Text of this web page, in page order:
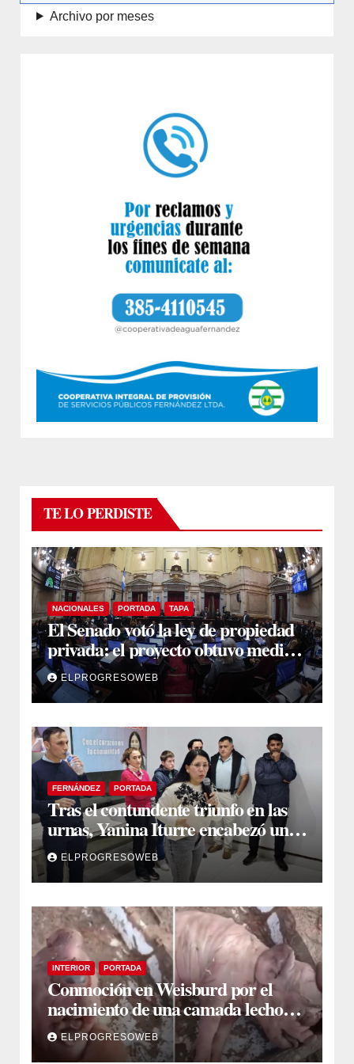
Archivo por meses
TE LO PERDISTE
NACIONALES PORTADA TAPA
El Senado votó la ley de propiedad
privada: el proyecto obtuvo media
sanción
ELPROGRESOWEB
FERNÁNDEZ PORTADA
Tras el contundente triunfo en las
urnas, Yanina Iturre encabezó un
encuentro con vecinos y dirigentes
en Fernández
ELPROGRESOWEB
INTERIOR PORTADA
Conmoción en Weisburd por el
nacimiento de una camada lechones
con graves deformaciones
ELPROGRESOWEB